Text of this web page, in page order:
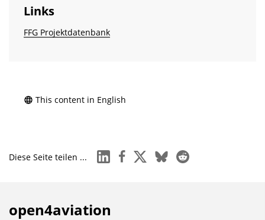
Links
FFG Projektdatenbank
This content in English
Diese Seite teilen ... linkedinfacebook
x blueskyreddit
open4aviation